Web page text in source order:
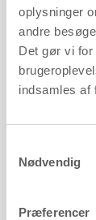
oplysninger
andre
Det gør vi for
indsamles af
Nødvendig
Præferencer